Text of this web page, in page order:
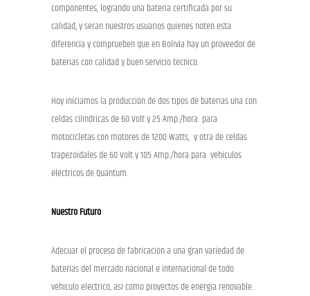
componentes, logrando una batería certificada por su
calidad, y serán nuestros usuarios quienes noten esta
diferencia y comprueben que en Bolivia hay un proveedor de
baterías con calidad y buen servicio técnico.
Hoy iniciamos la producción de dos tipos de baterías una con
celdas cilíndricas de 60 Volt y 25 Amp./hora para
motocicletas con motores de 1200 Watts, y otra de celdas
trapezoidales de 60 Volt y 105 Amp./hora para vehículos
eléctricos de Quantum.
Nuestro Futuro
Adecuar el proceso de fabricación a una gran variedad de
baterías del mercado nacional e internacional de todo
vehículo eléctrico, así como proyectos de energía renovable.